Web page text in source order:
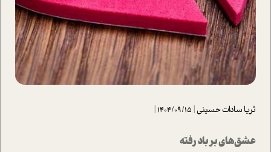
ثریا سادات حسینی|
1404/09/15
|
عشق‌های بر باد رفته